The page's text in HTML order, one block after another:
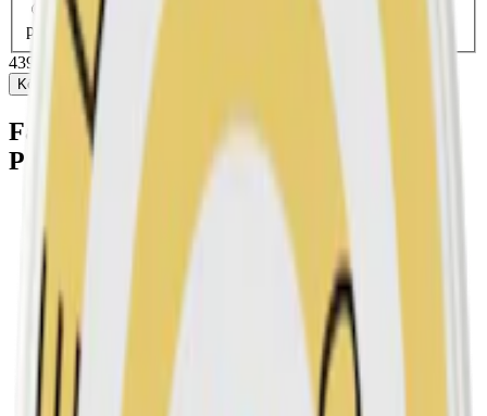
30-pack1 306,80 kr
pack
2 149 kr 42,98 kr
439,50 kr /10-pack
Köp
Fakta om G3 Slim Extra Starkt
Portionssnus
Swedish Match
original portion
Torrhet:
Styrka
Format/storlek: